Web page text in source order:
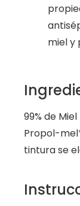
miel y
99% de
Propol-
tintura se